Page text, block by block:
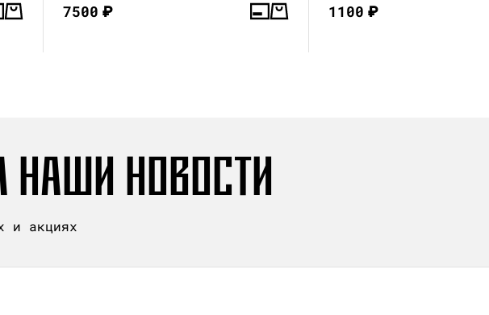
7500₽ 1100₽
НАШИ НОВОСТИ
и акциях